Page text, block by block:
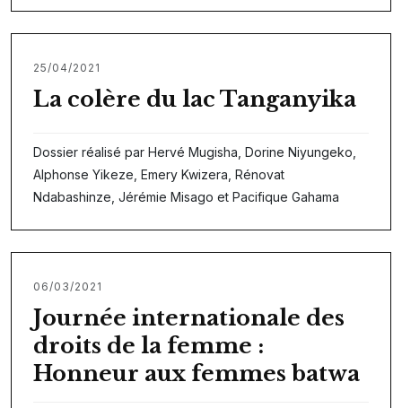
25/04/2021
La colère du lac Tanganyika
Dossier réalisé par Hervé Mugisha, Dorine Niyungeko,
Alphonse Yikeze, Emery Kwizera, Rénovat
Ndabashinze, Jérémie Misago et Pacifique Gahama
06/03/2021
Journée internationale des
droits de la femme :
Honneur aux femmes batwa